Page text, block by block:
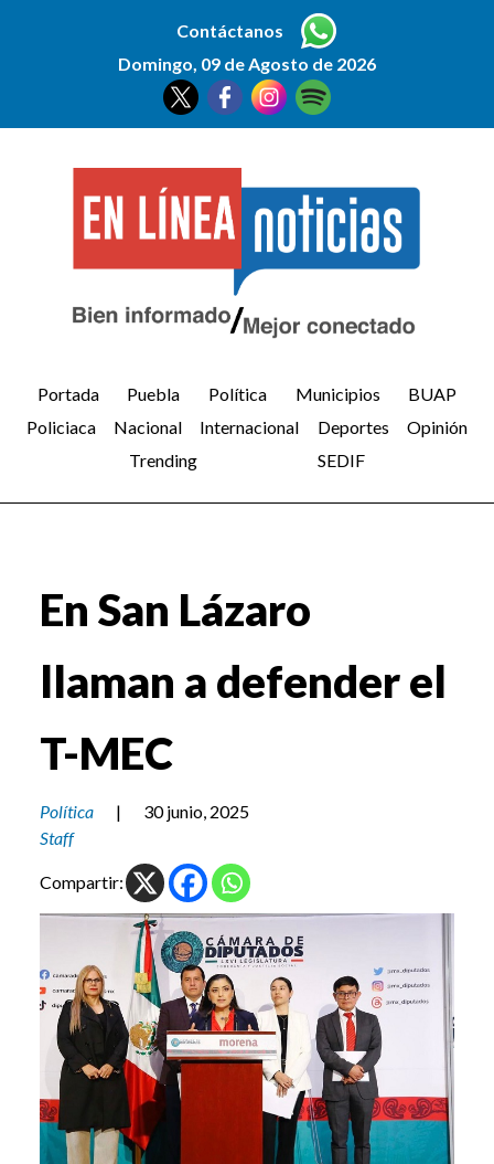
Contáctanos
Domingo, 09 de Agosto de 2026
Portada Puebla Política Municipios
BUAP
Policiaca
Nacional Internacional Deportes
Opinión
Trending
SEDIF
En San Lázaro
llaman a defender el
T-MEC
Política |
30 junio, 2025
Staff
Compartir: